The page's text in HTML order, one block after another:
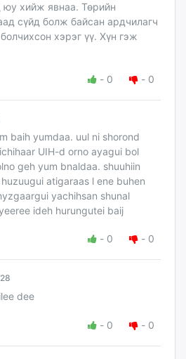
юу хийж явнаа. Төрийн
сүйд болж байсан ардчилагч
хэрэг үү. Хүн гэж
- 0 - 0
baih yumdaa. uul ni shorond
UIH-d orno ayagui bol
geh yum bnaldaa. shuuhiin
atigaraas l ene buhen
yachihsan shunal
ideh hurungutei baij
- 0 - 0
dee
- 0 - 0